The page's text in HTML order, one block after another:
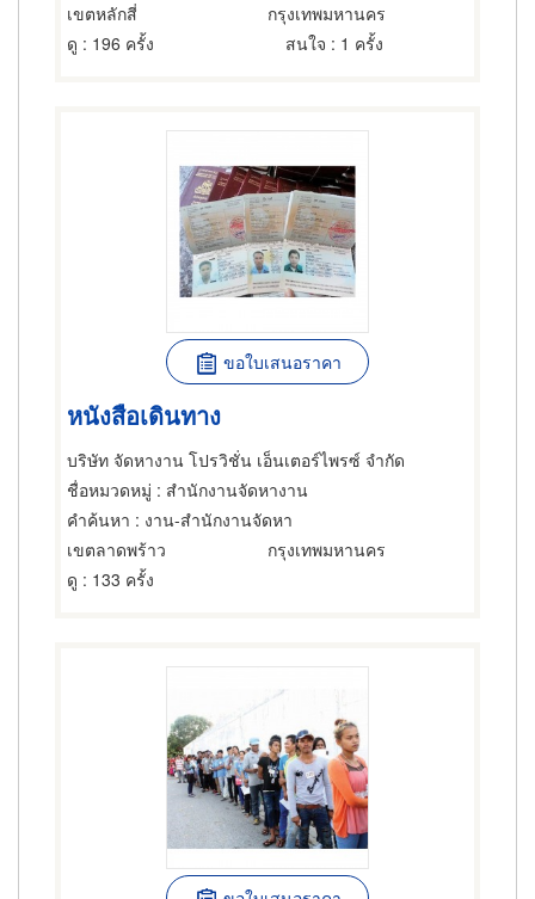
เขตหลักสี่
กรุงเทพมหานคร
ดู : 196 ครั้ง สนใจ : 1 ครั้ง
ขอใบเสนอราคา
หนังสือเดินทาง
บริษัท จัดหางาน โปรวิชั่น เอ็นเตอร์ไพรซ์ จำกัด
ชื่อหมวดหมู่ : สำนักงานจัดหางาน
คำค้นหา : งาน-สำนักงานจัดหา
เขตลาดพร้าว
กรุงเทพมหานคร
ดู : 133 ครั้ง